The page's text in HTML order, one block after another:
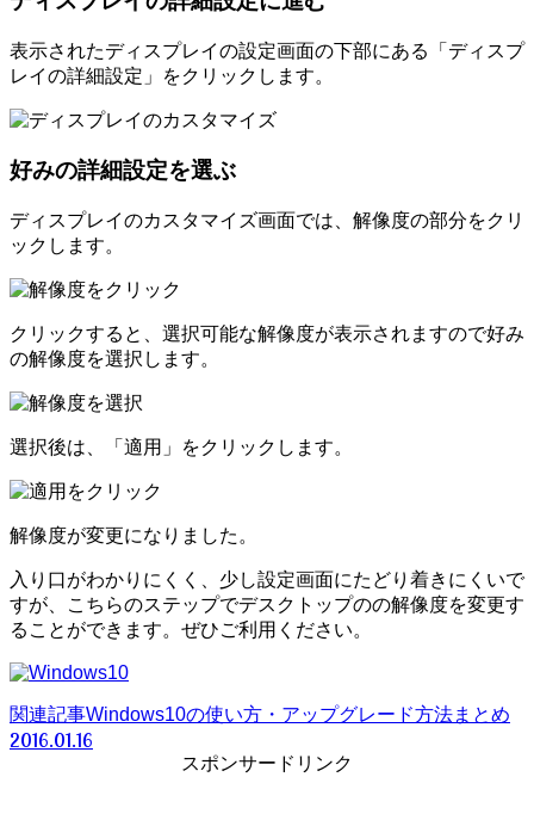
表示されたディスプレイの設定画面の下部にある「ディスプ
レイの詳細設定」をクリックします。
好みの詳細設定を選ぶ
ディスプレイのカスタマイズ画面では、解像度の部分をクリ
ックします。
クリックすると、選択可能な解像度が表示されますので好み
の解像度を選択します。
選択後は、「適用」をクリックします。
解像度が変更になりました。
入り口がわかりにくく、少し設定画面にたどり着きにくいで
すが、こちらのステップでデスクトップのの解像度を変更す
ることができます。ぜひご利用ください。
関連記事Windows10の使い方・アップグレード方法まとめ
2016.01.16
スポンサードリンク